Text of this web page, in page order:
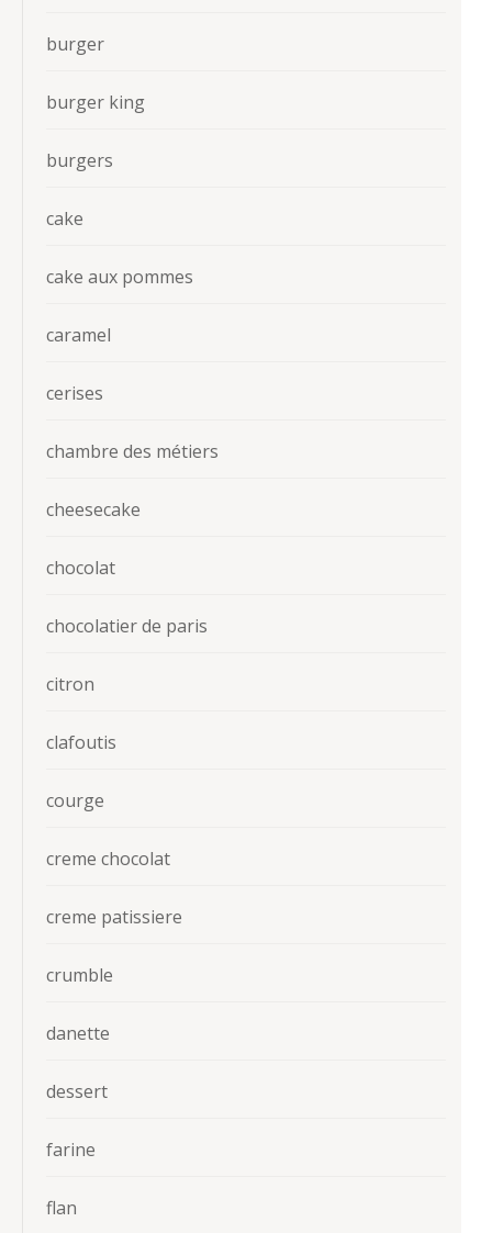
burger
burger king
burgers
cake
cake aux pommes
caramel
cerises
chambre des métiers
cheesecake
chocolat
chocolatier de paris
citron
clafoutis
courge
creme chocolat
creme patissiere
crumble
danette
dessert
farine
flan